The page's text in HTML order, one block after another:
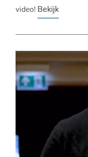
video! Bekijk